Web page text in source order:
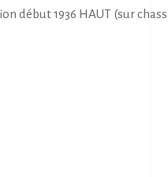
début 1936 HAUT (sur